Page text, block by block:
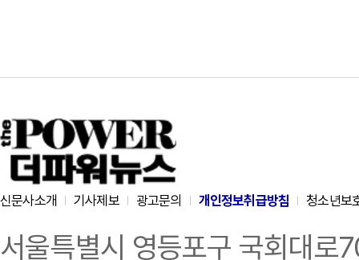
신문사소개 기사제보 광고문의 개인정보취급방침 청소년보
서울특별시 영등포구 국회대